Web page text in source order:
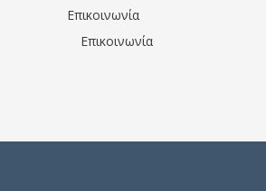
Επικοινωνία
Επικοινωνία